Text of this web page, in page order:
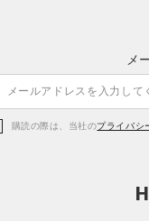
メ
購読の際は、当社のプライバシ